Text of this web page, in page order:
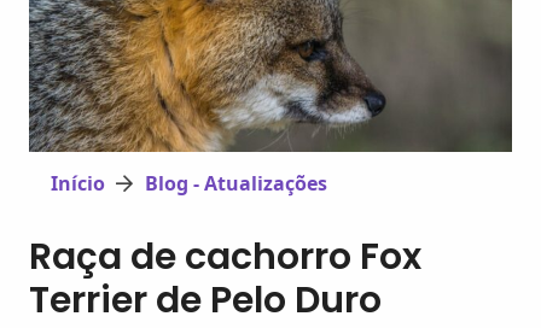
Início Blog - Atualizações
Raça de cachorro Fox
Terrier de Pelo Duro